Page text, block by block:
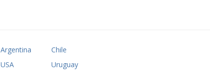
Argentina
Chile
USA
Uruguay